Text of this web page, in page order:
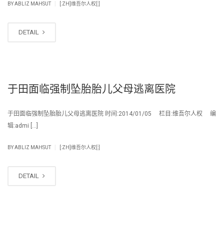
BYABLIZ MAHSUT [:ZH]维吾尔人权[:]
DETAIL
于田面临强制坠胎胎儿父母逃离医院
于田面临强制坠胎胎儿父母逃离医院 时间:2014/01/05 栏目:维吾尔人权 编
辑:admi […]
BYABLIZ MAHSUT [:ZH]维吾尔人权[:]
DETAIL